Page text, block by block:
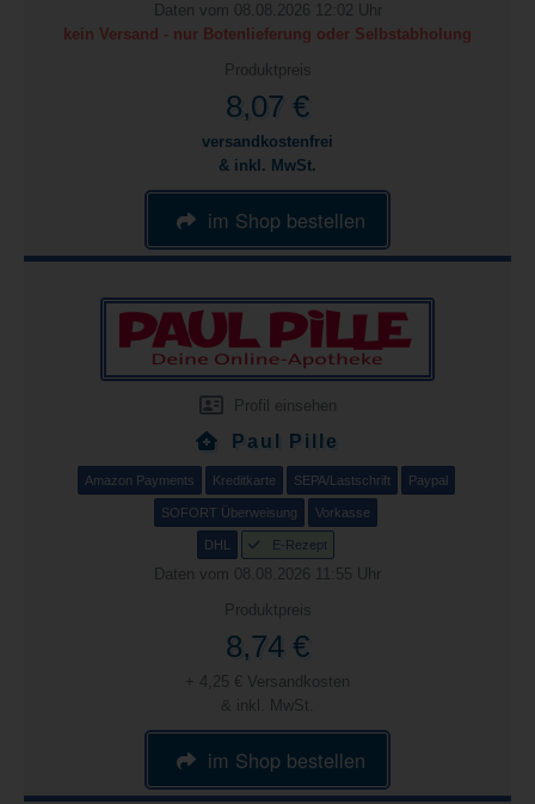
Daten vom 08.08.2026 12:02 Uhr
kein Versand - nur Botenlieferung oder Selbstabholung
Produktpreis
8,07 €
versandkostenfrei
& inkl. MwSt.
im Shop bestellen
Profil einsehen
Paul Pille
Amazon Payments Kreditkarte SEPA/Lastschrift Paypal
SOFORT Überweisung Vorkasse
DHL E-Rezept
Daten vom 08.08.2026 11:55 Uhr
Produktpreis
8,74 €
+ 4,25 € Versandkosten
& inkl. MwSt.
im Shop bestellen